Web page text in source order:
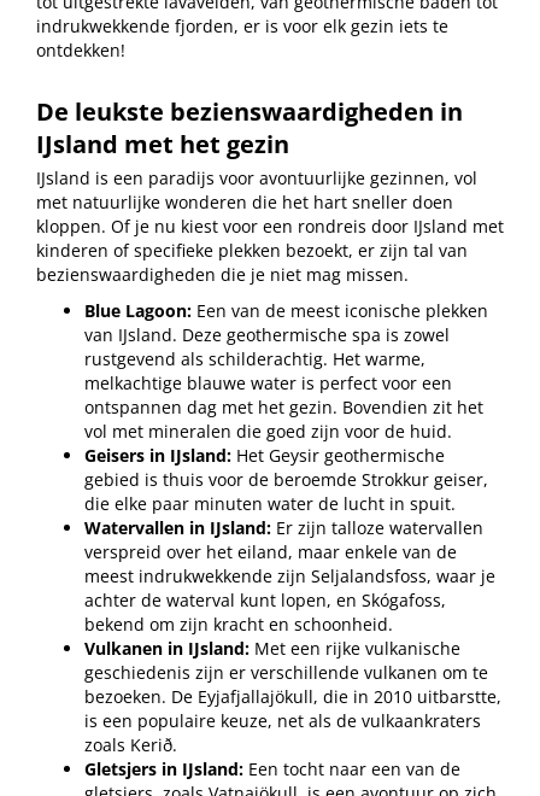
indrukwekkende fjorden, er is voor elk gezin iets te
ontdekken!
De leukste bezienswaardigheden in
IJsland met het gezin
IJsland is een paradijs voor avontuurlijke gezinnen, vol
met natuurlijke wonderen die het hart sneller doen
kloppen. Of je nu kiest voor een rondreis door IJsland met
kinderen of specifieke plekken bezoekt, er zijn tal van
bezienswaardigheden die je niet mag missen.
Blue Lagoon: Een van de meest iconische plekken
van IJsland. Deze geothermische spa is zowel
rustgevend als schilderachtig. Het warme,
melkachtige blauwe water is perfect voor een
ontspannen dag met het gezin. Bovendien zit het
vol met mineralen die goed zijn voor de huid.
Geisers in IJsland: Het Geysir geothermische
gebied is thuis voor de beroemde Strokkur geiser,
die elke paar minuten water de lucht in spuit.
Watervallen in IJsland: Er zijn talloze watervallen
verspreid over het eiland, maar enkele van de
meest indrukwekkende zijn Seljalandsfoss, waar je
achter de waterval kunt lopen, en Skógafoss,
bekend om zijn kracht en schoonheid.
Vulkanen in IJsland: Met een rijke vulkanische
geschiedenis zijn er verschillende vulkanen om te
bezoeken. De Eyjafjallajökull, die in 2010 uitbarstte,
is een populaire keuze, net als de vulkaankraters
zoals Kerið.
Gletsjers in IJsland: Een tocht naar een van de